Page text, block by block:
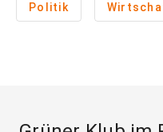
Politik